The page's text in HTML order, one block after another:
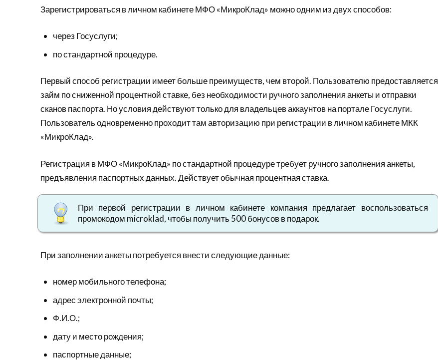
Зарегистрироваться в личном кабинете МФО «МикроКлад» можно одним из двух способов:
через Госуслуги;
по стандартной процедуре.
Первый способ регистрации имеет больше преимуществ, чем второй. Пользователю предоставляется
займ по сниженной процентной ставке, без необходимости ручного заполнения анкеты и отправки
сканов паспорта. Но условия действуют только для владельцев аккаунтов на портале Госуслуги.
Пользователь одновременно проходит там авторизацию при регистрации в личном кабинете МКК
«МикроКлад».
Регистрация в МФО «МикроКлад» по стандартной процедуре требует ручного заполнения анкеты,
предъявления паспортных данных. Действует обычная процентная ставка.
При первой регистрации в личном кабинете компания предлагает воспользоваться
промокодом microklad, чтобы получить 500 бонусов в подарок.
При заполнении анкеты потребуется внести следующие данные:
номер мобильного телефона;
адрес электронной почты;
Ф.И.О.;
дату и место рождения;
паспортные данные;